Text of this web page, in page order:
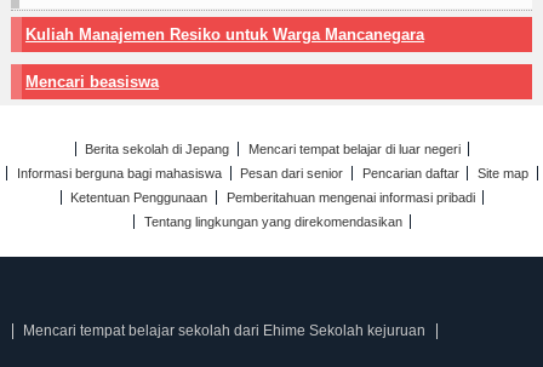
Kuliah Manajemen Resiko untuk Warga Mancanegara
Mencari beasiswa
Berita sekolah di Jepang
Mencari tempat belajar di luar negeri
Informasi berguna bagi mahasiswa
Pesan dari senior Pencarian daftar
Site map
Ketentuan Penggunaan
Pemberitahuan mengenai informasi pribadi
Tentang lingkungan yang direkomendasikan
Mencari tempat belajar sekolah dari Ehime Sekolah kejuruan